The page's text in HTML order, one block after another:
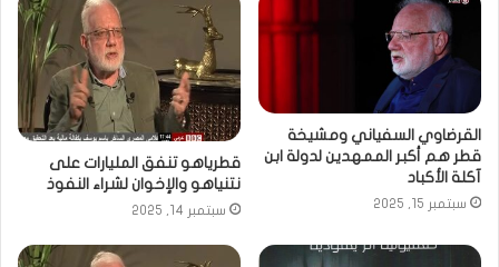
القرضاوي السفياني ومشيخة
قطر هم أكبر الممهدين لدولة ابن
آكلة الأكباد
سبتمبر 15, 2025
قطرياهو تنفق المليارات على
نتنياهو والإخوان لشراء النفوذ
سبتمبر 14, 2025